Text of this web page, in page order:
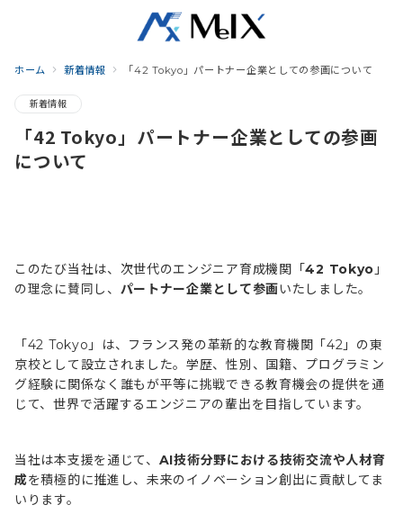
ホーム 新着情報 「42 Tokyo」パートナー企業としての参画について
新着情報
「42 Tokyo」パートナー企業としての参画
について
このたび当社は、次世代のエンジニア育成機関「42 Tokyo 」
の理念に賛同し、 パートナー企業として参画いたしました。
「42 Tokyo」は、フランス発の革新的な教育機関「42」の東
京校として設立されました。学歴、性別、国籍、プログラミン
グ経験に関係なく誰もが平等に挑戦できる教育機会の提供を通
じて、世界で活躍するエンジニアの輩出を目指しています。
当社は本支援を通じて、 AI技術分野における技術交流や人材育
成を積極的に推進し、未来のイノベーション創出に貢献してま
いります。